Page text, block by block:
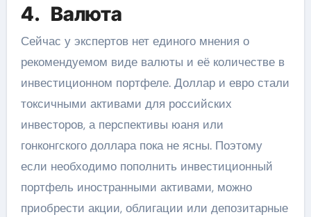
4. Валюта
Сейчас у экспертов нет единого мнения о
рекомендуемом виде валюты и её количестве в
инвестиционном портфеле. Доллар и евро стали
токсичными активами для российских
инвесторов, а перспективы юаня или
гонконгского доллара пока не ясны. Поэтому
если необходимо пополнить инвестиционный
портфель иностранными активами, можно
приобрести акции, облигации или депозитарные